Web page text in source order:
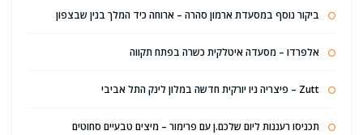
ביקור נוסף במסעדת ארמון סהרה – ארוחה כיד המלך בנין שבצפון
אלפרדו – מסעדה איטלקית כשרה בפתח תקווה
Zutt – פיצריה ניו יורקית חדשה במלון לינק התל אביבי
תכניסו רעננות ליום שלכם.ן עם פרימור – מיצים טבעיים סחוטים